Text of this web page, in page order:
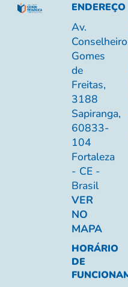
ENDEREÇO
Av.
Conselheiro
Gomes
de
Freitas,
3188
Sapiranga,
60833-
104
Fortaleza
- CE -
Brasil
VER
NO
MAPA
HORÁRIO
DE